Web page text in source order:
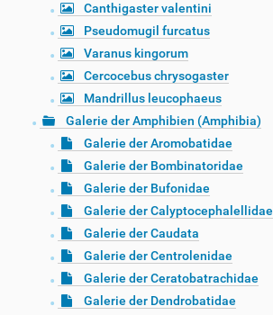
Canthigaster valentini
Pseudomugil furcatus
Varanus kingorum
Cercocebus chrysogaster
Mandrillus leucophaeus
Galerie der Amphibien (Amphibia)
Galerie der Aromobatidae
Galerie der Bombinatoridae
Galerie der Bufonidae
Galerie der Calyptocephalellidae
Galerie der Caudata
Galerie der Centrolenidae
Galerie der Ceratobatrachidae
Galerie der Dendrobatidae